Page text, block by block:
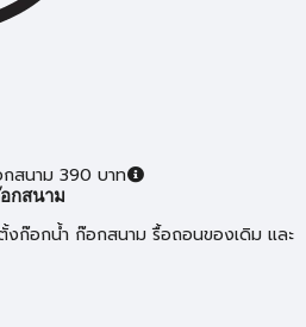
สนาม 390 บาท
กสนาม
งก๊อกน้ำ ก๊อกสนาม รื้อถอนของเดิม และ